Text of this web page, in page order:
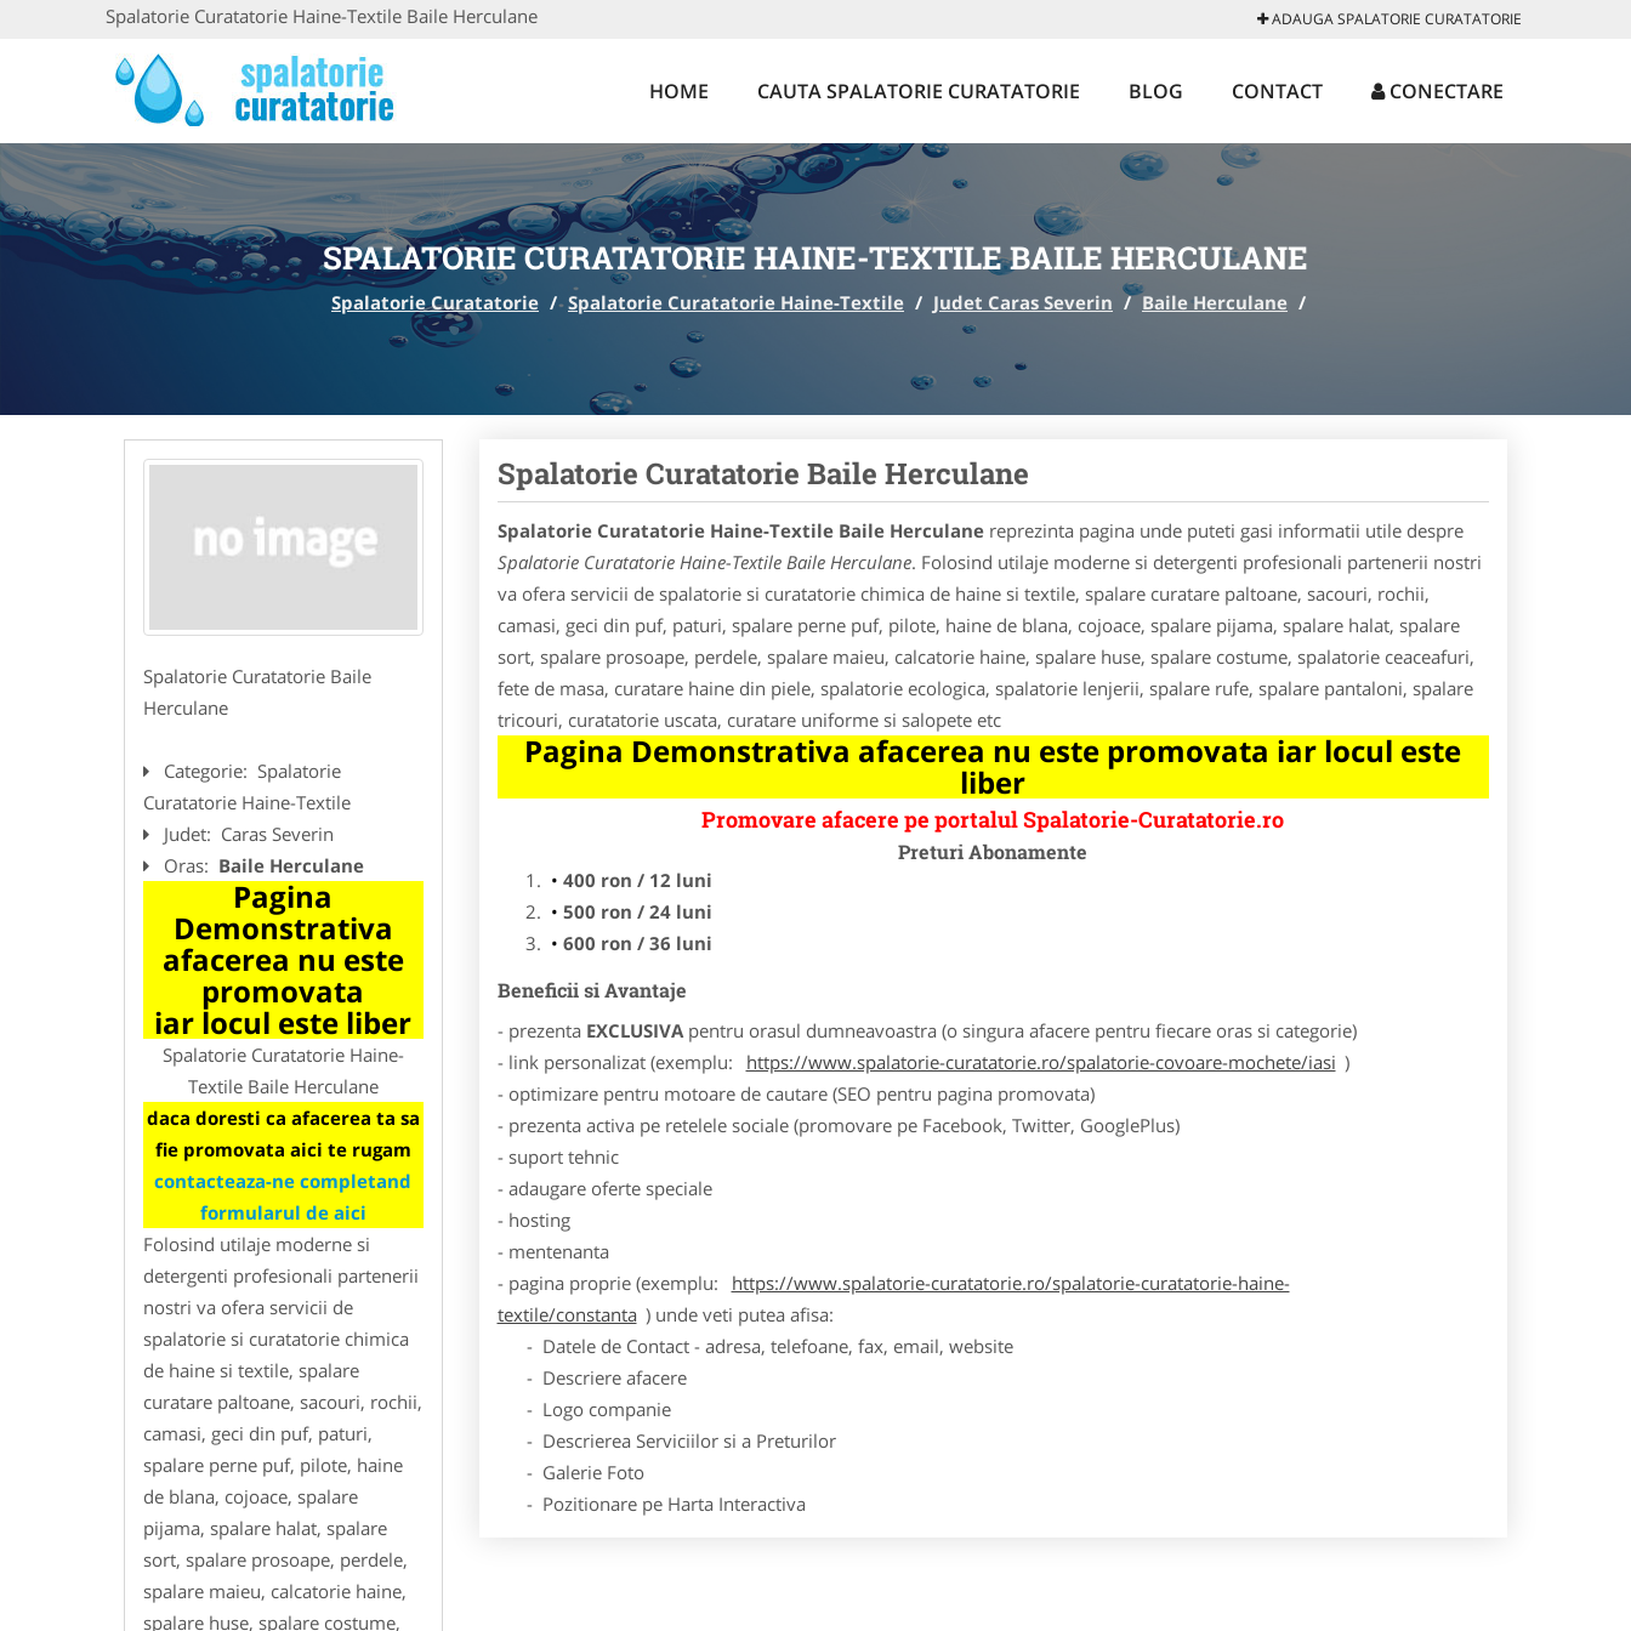
Spalatorie Curatatorie Haine-Textile Baile Herculane ADAUGA SPALATORIE CURATATORIE
HOME CAUTA SPALATORIE CURATATORIE BLOG CONTACT CONECTARE
SPALATORIE CURATATORIE HAINE-TEXTILE BAILE HERCULANE
Spalatorie Curatatorie / Spalatorie Curatatorie Haine-Textile / Judet Caras Severin / Baile Herculane /
Spalatorie Curatatorie Baile
Herculane
Categorie: Spalatorie
Curatatorie Haine-Textile
Judet: Caras Severin
Oras: Baile Herculane
Pagina
Demonstrativa
afacerea nu este
promovata
iar locul este liber
Spalatorie Curatatorie Haine-
Textile Baile Herculane
daca doresti ca afacerea ta sa
fie promovata aici te rugam
contacteaza-ne completand
formularul de aici
Folosind utilaje moderne si
detergenti profesionali partenerii
nostri va ofera servicii de
spalatorie si curatatorie chimica
de haine si textile, spalare
curatare paltoane, sacouri, rochii,
camasi, geci din puf, paturi,
spalare perne puf, pilote, haine
de blana, cojoace, spalare
pijama, spalare halat, spalare
sort, spalare prosoape, perdele,
spalare maieu, calcatorie haine,
spalare huse, spalare costume,
Spalatorie Curatatorie Baile Herculane
Spalatorie Curatatorie Haine-Textile Baile Herculanereprezinta pagina unde puteti gasi informatii utile despre
Spalatorie Curatatorie Haine-Textile Baile Herculane. Folosind utilaje moderne si detergenti profesionali partenerii nostri
va ofera servicii de spalatorie si curatatorie chimica de haine si textile, spalare curatare paltoane, sacouri, rochii,
camasi, geci din puf, paturi, spalare perne puf, pilote, haine de blana, cojoace, spalare pijama, spalare halat, spalare
sort, spalare prosoape, perdele, spalare maieu, calcatorie haine, spalare huse, spalare costume, spalatorie ceaceafuri,
fete de masa, curatare haine din piele, spalatorie ecologica, spalatorie lenjerii, spalare rufe, spalare pantaloni, spalare
tricouri, curatatorie uscata, curatare uniforme si salopete etc
Pagina Demonstrativa afacerea nu este promovata iar locul este
liber
Promovare afacere pe portalul Spalatorie-Curatatorie.ro
Preturi Abonamente
400 ron / 12 luni
500 ron / 24 luni
600 ron / 36 luni
Beneficii si Avantaje
- prezenta EXCLUSIVApentru orasul dumneavoastra (o singura afacere pentru fiecare oras si categorie)
- link personalizat (exemplu:
https://www.spalatorie-curatatorie.ro/spalatorie-covoare-mochete/iasi )
- optimizare pentru motoare de cautare (SEO pentru pagina promovata)
- prezenta activa pe retelele sociale (promovare pe Facebook, Twitter, GooglePlus)
- suport tehnic
- adaugare oferte speciale
- hosting
- mentenanta
- pagina proprie (exemplu:
https://www.spalatorie-curatatorie.ro/spalatorie-curatatorie-haine-
textile/constanta ) unde veti putea afisa:
- Datele de Contact - adresa, telefoane, fax, email, website
- Descriere afacere
- Logo companie
- Descrierea Serviciilor si a Preturilor
- Galerie Foto
- Pozitionare pe Harta Interactiva